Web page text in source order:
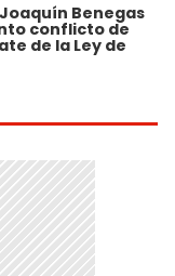
Benegas
conflicto de
de la Ley de